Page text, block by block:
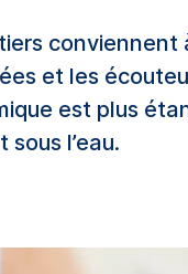
conviennent
et les
est plus
l’eau.